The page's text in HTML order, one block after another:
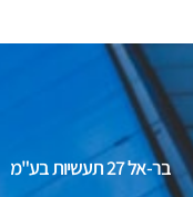
בר-אל 27 תעשיות בע"מ